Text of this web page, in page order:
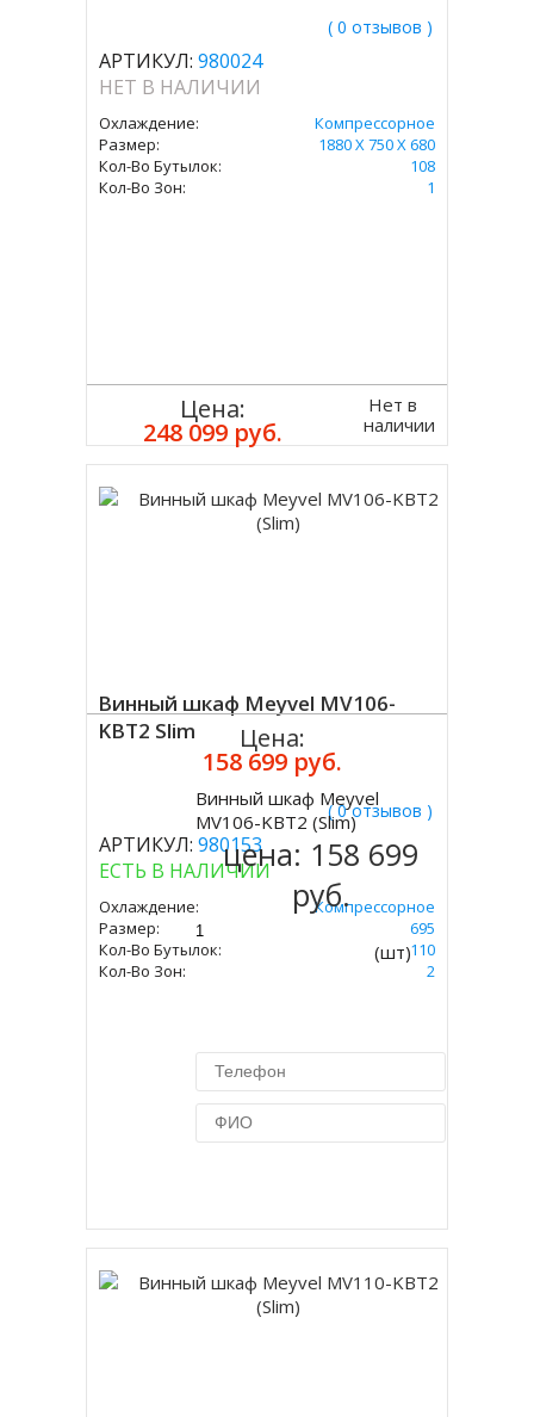
( 0 отзывов )
АРТИКУЛ: 980024
НЕТ В НАЛИЧИИ
Охлаждение:
Компрессорное
Размер:
1880 Х 750 Х 680
Кол-Во Бутылок:
108
Кол-Во Зон:
1
Цена:
248 099 руб.
Нет в
наличии
Винный шкаф Meyvel MV106-
KBT2 Slim
( 0 отзывов )
АРТИКУЛ: 980153
ЕСТЬ В НАЛИЧИИ
Охлаждение:
Компрессорное
Размер:
1800 Х 450 Х 695
Кол-Во Бутылок:
110
Кол-Во Зон:
2
Цена:
158 699 руб.
Винный шкаф Meyvel
MV106-KBT2 (Slim)
цена: 158 699
руб.
(шт)